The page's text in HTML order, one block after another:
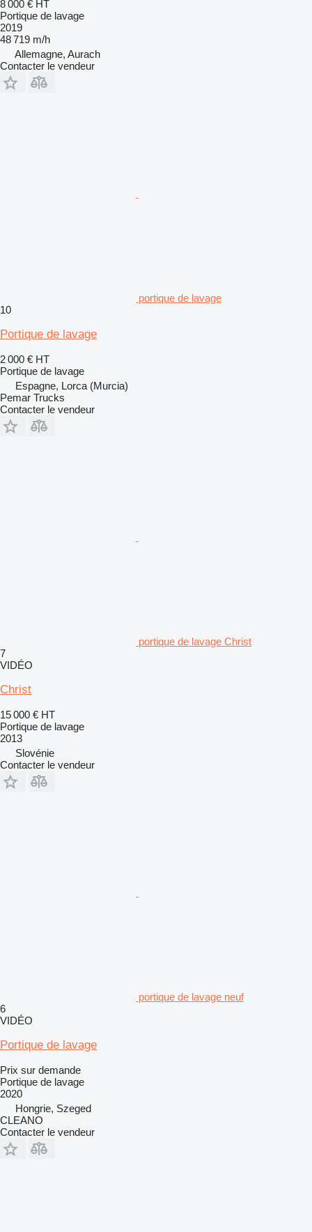
8 000 € HT
Portique de lavage
2019
48 719 m/h
Allemagne, Aurach
Contacter le vendeur
portique de lavage
10
Portique de lavage
2 000 € HT
Portique de lavage
Espagne, Lorca (Murcia)
Pemar Trucks
Contacter le vendeur
portique de lavage Christ
7
VIDÉO
Christ
15 000 € HT
Portique de lavage
2013
Slovénie
Contacter le vendeur
portique de lavage neuf
6
VIDÉO
Portique de lavage
Prix sur demande
Portique de lavage
2020
Hongrie, Szeged
CLEANO
Contacter le vendeur